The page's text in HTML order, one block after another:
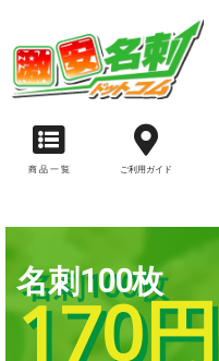
商 品 一 覧 ご利用ガイド
名刺100枚
170円